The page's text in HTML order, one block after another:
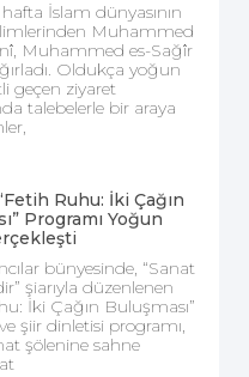
İslam dünyasının
Muhammed
Muhammed es-Sağîr
Oldukça yoğun
geçen ziyaret
talebelerle bir araya
Ruhu: İki Çağın
Programı Yoğun
bünyesinde, “Sanat
şiarıyla düzenlenen
İki Çağın Buluşması”
şiir dinletisi programı,
şölenine sahne